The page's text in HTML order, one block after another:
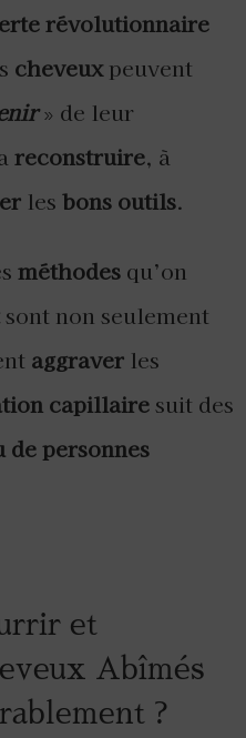
révolutionnaire
cheveuxpeuvent
» de leur
reconstruire, à
les bons outils.
méthodes qu’on
sont non seulement
aggraver les
capillairesuit des
de personnes
et
Abîmés
?